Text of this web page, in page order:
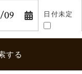
日付未定
する